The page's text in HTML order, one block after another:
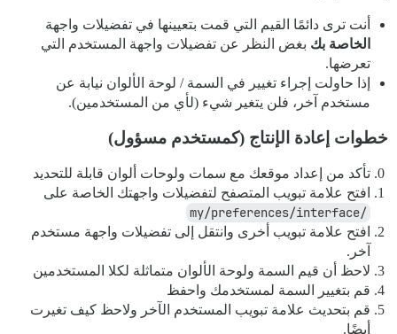
أنت ترى دائمًا القيم التي قمت بتعيينها في تفضيلات واجهة
الخاصة بك بغض النظر عن تفضيلات واجهة المستخدم التي
تعرضها.
إذا حاولت إجراء تغيير في السمة / لوحة الألوان نيابة عن
مستخدم آخر، فلن يتغير شيء (لأي من المستخدمين).
خطوات إعادة الإنتاج (كمستخدم مسؤول)
تأكد من إعداد موقعك مع سمات ولوحات ألوان قابلة للتحديد
افتح علامة تبويب المتصفح لتفضيلات واجهتك الخاصة على
/my/preferences/interface
افتح علامة تبويب أخرى وانتقل إلى تفضيلات واجهة مستخدم
آخر.
لاحظ أن قيم السمة ولوحة الألوان متماثلة لكلا المستخدمين
قم بتغيير السمة لمستخدمك واحفظ
قم بتحديث علامة تبويب المستخدم الآخر ولاحظ كيف تغيرت
أيضًا.